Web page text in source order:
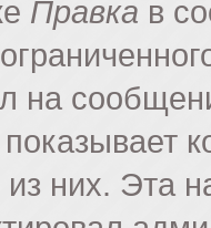
Правка в
на
них. Эта